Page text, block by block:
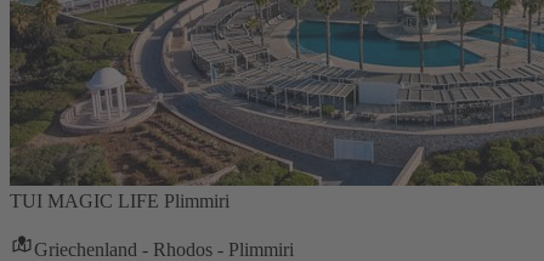
TUI MAGIC LIFE Plimmiri
Griechenland - Rhodos - Plimmiri